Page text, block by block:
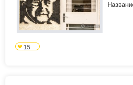
15